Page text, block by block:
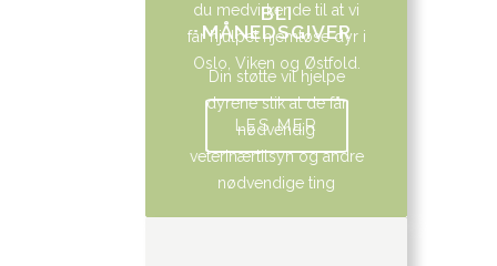
BLI
MÅNEDSGIVER
Din støtte vil hjelpe
dyrene slik at de får
nødvendig
veterinærtilsyn og andre
nødvendige ting
du medvirkende til at vi
får hjulpet hjemløse dyr i
Oslo, Viken og Østfold.
LES MER